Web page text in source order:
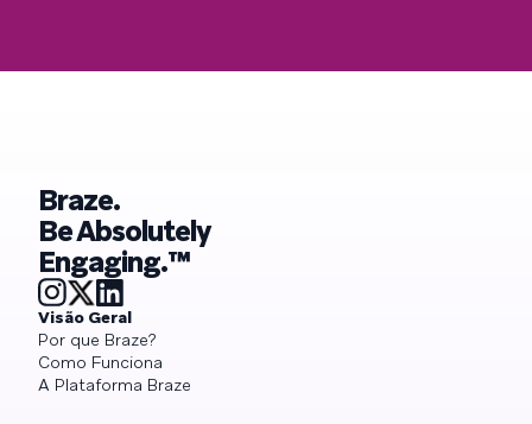
Braze.
Be Absolutely
Engaging.™
Visão Geral
Por que Braze?
Como Funciona
A Plataforma Braze